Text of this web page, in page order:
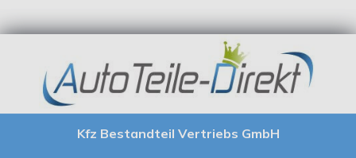
Kfz Bestandteil Vertriebs GmbH